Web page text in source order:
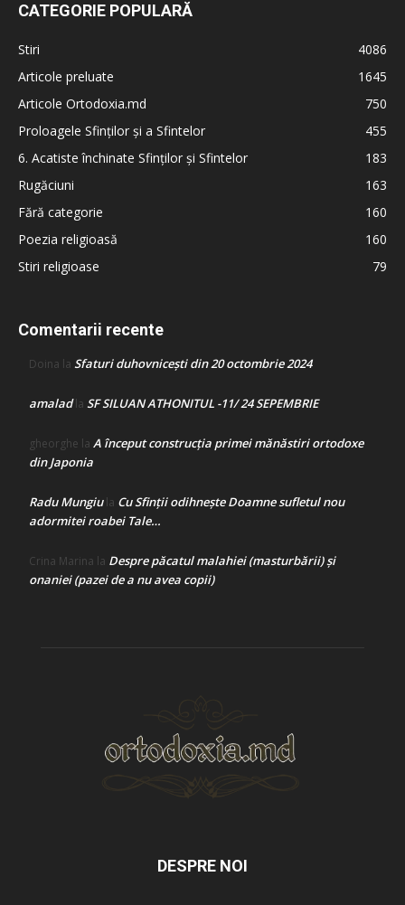
CATEGORIE POPULARĂ
Stiri
4086
Articole preluate
1645
Articole Ortodoxia.md
750
Proloagele Sfinților și a Sfintelor
455
6. Acatiste închinate Sfinților și Sfintelor
183
Rugăciuni
163
Fără categorie
160
Poezia religioasă
160
Stiri religioase
79
Comentarii recente
Doina la Sfaturi duhovnicești din 20 octombrie 2024
amaladla SF SILUAN ATHONITUL -11/ 24 SEPEMBRIE
gheorghe la A început construcţia primei mănăstiri ortodoxe
din Japonia
Radu Mungiula Cu Sfinții odihnește Doamne sufletul nou
adormitei roabei Tale…
Crina Marina la Despre păcatul malahiei (masturbării) şi
onaniei (pazei de a nu avea copii)
DESPRE NOI